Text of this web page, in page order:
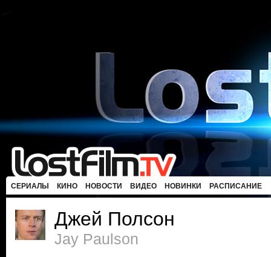
СЕРИАЛЫ КИНО НОВОСТИ ВИДЕО НОВИНКИ РАСПИСАНИЕ
Джей Полсон
Jay Paulson